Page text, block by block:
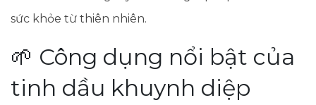
sức khỏe từ thiên nhiên.
🌱 Công dụng nổi bật của
tinh dầu khuynh diệp